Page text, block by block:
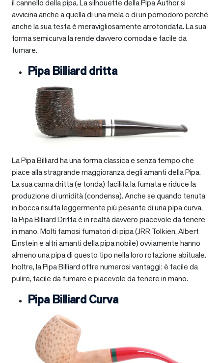
il cannello della pipa. La silhouette della Pipa Author si
avvicina anche a quella di una mela o di un pomodoro perché
anche la sua testa è meravigliosamente arrotondata. La sua
forma semicurva la rende davvero comoda e facile da
fumare.
Pipa Billiard dritta
La Pipa Billiard ha una forma classica e senza tempo che
piace alla stragrande maggioranza degli amanti della Pipa.
La sua canna dritta (e tonda) facilita la fumata e riduce la
produzione di umidità (condensa). Anche se quando tenuta
in bocca risulta leggermente più pesante di una pipa curva,
la Pipa Billiard Dritta è in realtà davvero piacevole da tenere
in mano. Molti famosi fumatori di pipa (JRR Tolkien, Albert
Einstein e altri amanti della pipa nobile) ovviamente hanno
almeno una pipa di questo tipo nella loro rotazione abituale.
Inoltre, la Pipa Billiard offre numerosi vantaggi: è facile da
pulire, facile da fumare e piacevole da tenere in mano.
Pipa Billiard Curva